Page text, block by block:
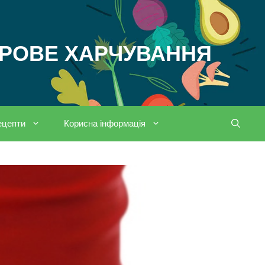
ХАРЧУВАННЯ
Корисна інформація